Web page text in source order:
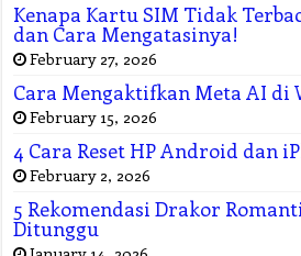
Kenapa Kartu SIM Tidak
dan Cara Mengatasinya!
February 27, 2026
Cara Mengaktifkan Meta AI di
February 15, 2026
4 Cara Reset HP Android dan
February 2, 2026
5 Rekomendasi Drakor
Ditunggu